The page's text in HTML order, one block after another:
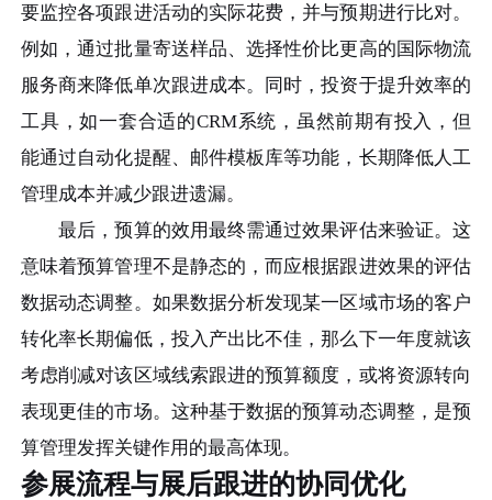
要监控各项跟进活动的实际花费，并与预期进行比对。
例如，通过批量寄送样品、选择性价比更高的国际物流
服务商来降低单次跟进成本。同时，投资于提升效率的
工具，如一套合适的CRM系统，虽然前期有投入，但
能通过自动化提醒、邮件模板库等功能，长期降低人工
管理成本并减少跟进遗漏。
最后，预算的效用最终需通过效果评估来验证。这
意味着预算管理不是静态的，而应根据跟进效果的评估
数据动态调整。如果数据分析发现某一区域市场的客户
转化率长期偏低，投入产出比不佳，那么下一年度就该
考虑削减对该区域线索跟进的预算额度，或将资源转向
表现更佳的市场。这种基于数据的预算动态调整，是预
算管理发挥关键作用的最高体现。
参展流程与展后跟进的协同优化